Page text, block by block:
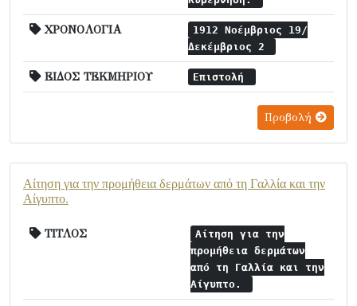
ΧΡΟΝΟΛΟΓΙΑ
1912 Νοέμβριος 19/
Δεκέμβριος 2
ΕΙΔΟΣ ΤΕΚΜΗΡΙΟΥ Επιστολή
Προβολή
Αίτηση για την προμήθεια δερμάτων από τη Γαλλία και την
Αίγυπτο.
ΤΙΤΛΟΣ
Αίτηση για την
προμήθεια δερμάτων
από τη Γαλλία και την
Αίγυπτο.